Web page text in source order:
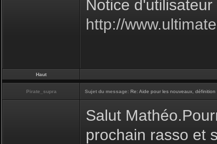
Notice
http://
Haut
Pirate_supra Sujet du message: Re: Aide pour les nouveaux,
Salut
prochain rasso et